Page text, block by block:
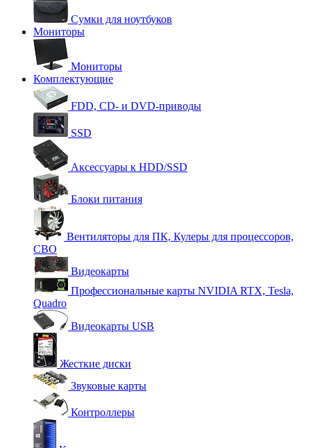
Сумки для ноутбуков
Мониторы
Мониторы
Комплектующие
FDD, CD- и DVD-приводы
SSD
Аксессуары к HDD/SSD
Блоки питания
Вентиляторы для ПК, Кулеры для процессоров,
СВО
Видеокарты
Профессиональные карты NVIDIA RTX, Tesla,
Quadro
Видеокарты USB
Жесткие диски
Звуковые карты
Контроллеры